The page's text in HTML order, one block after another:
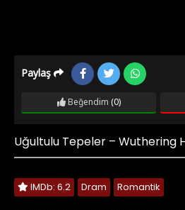
Paylaş
Beğendim (0)
Uğultulu Tepeler – Wuthering
IMDb: 6.2 Dram Romantik